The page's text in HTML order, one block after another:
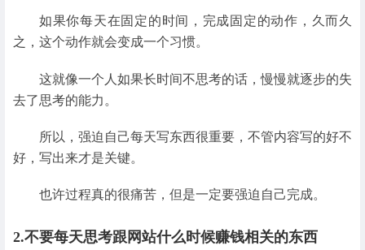
如果你每天在固定的时间，完成固定的动作，久而久
之，这个动作就会变成一个习惯。
这就像一个人如果长时间不思考的话，慢慢就逐步的失
去了思考的能力。
所以，强迫自己每天写东西很重要，不管内容写的好不
好，写出来才是关键。
也许过程真的很痛苦，但是一定要强迫自己完成。
2.不要每天思考跟网站什么时候赚钱相关的东西